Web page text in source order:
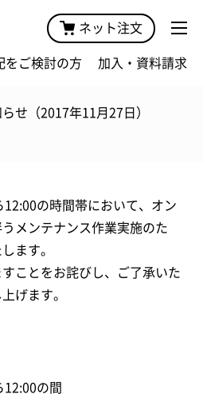
ネット注文
をご検討の方 加入・資料請求
せ（2017年11月27日）
の時間帯において、オン
メンテナンス作業実施のた
ます。
ことをお詫びし、ご了承いた
げます。
12:00の間